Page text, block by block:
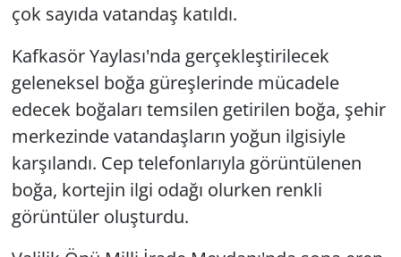
çok sayıda vatandaş katıldı.
Kafkasör Yaylası'nda gerçekleştirilecek
geleneksel boğa güreşlerinde mücadele
edecek boğaları temsilen getirilen boğa, şehir
merkezinde vatandaşların yoğun ilgisiyle
karşılandı. Cep telefonlarıyla görüntülenen
boğa, kortejin ilgi odağı olurken renkli
görüntüler oluşturdu.